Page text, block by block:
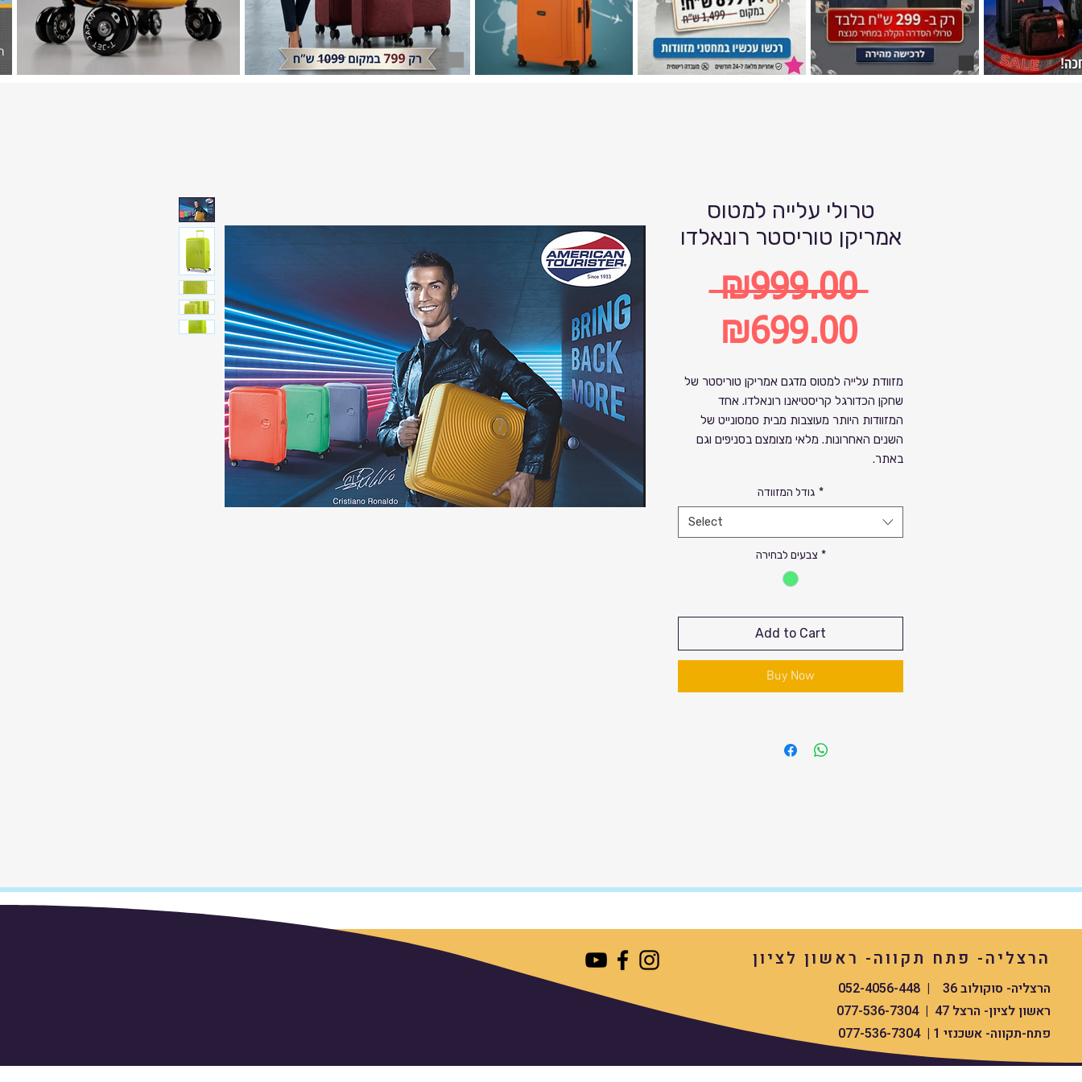
טרולי עלייה למטוס
אמריקן טוריסטר רונאלדו
₪999.00
Regular
Price
₪699.00
Sale
Price
מזוודת עלייה למטוס מדגם אמריקן טוריסטר של
שחקן הכדורגל קריסטיאנו רונאלדו. אחד
המזוודות היותר מעוצבות מבית סמסונייט של
השנים האחרונות. מלאי מצומצם בסניפים וגם
באתר.
3. חומר עמיד וחזק
את הדגם ניתן להשיג בצבע : צהוב. ירוק. ורוד
(מלאי מצומצם יש להתעדכן בסניפים)
גודל המזוודה *
Select
צבעים לבחירה *
Add to Cart
Buy Now
הרצליה- פתח תקווה- ראשון לציון
הרצליה- סוקולוב 36 | 052-4056-448
ראשון לציון- הרצל 47 | 077-536-7304
פתח-תקווה- אשכנזי 1 | 077-536-7304